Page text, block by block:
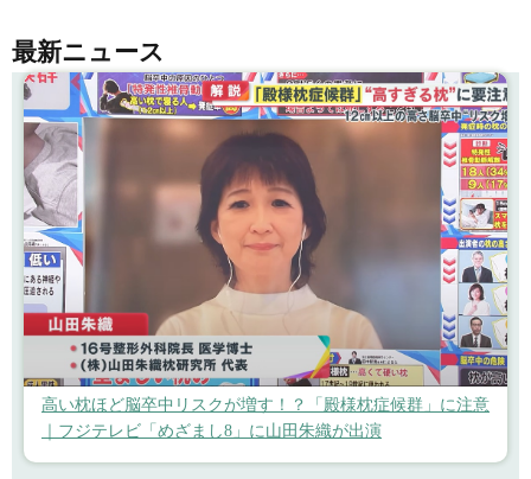
最新ニュース
高い枕ほど脳卒中リスクが増す！？「殿様枕症候群」に注意
｜フジテレビ「めざまし8」に山田朱織が出演